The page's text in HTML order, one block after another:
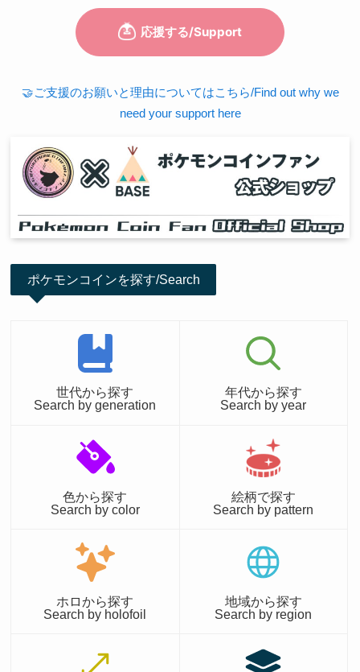
🤝ご支援のお願いと理由についてはこちら/Find out why we
need your support here
ポケモンコインを探す/Search
世代から探す
Search by generation
年代から探す
Search by year
色から探す
Search by color
絵柄で探す
Search by pattern
ホロから探す
Search by holofoil
地域から探す
Search by region